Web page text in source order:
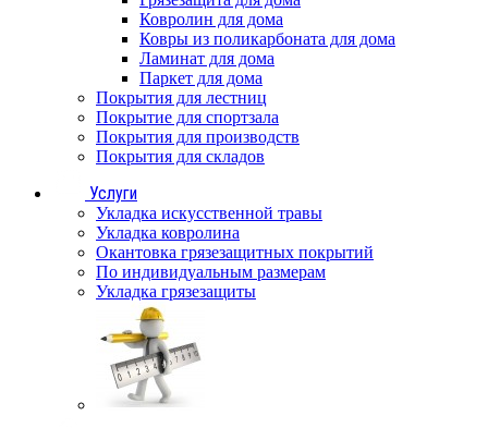
Ковролин для дома
Ковры из поликарбоната для дома
Ламинат для дома
Паркет для дома
Покрытия для лестниц
Покрытие для спортзала
Покрытия для производств
Покрытия для складов
Услуги
Укладка искусственной травы
Укладка ковролина
Окантовка грязезащитных покрытий
По индивидуальным размерам
Укладка грязезащиты